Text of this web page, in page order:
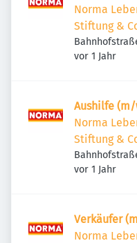
Norma
Stiftung &
Deutschland
Veröffentlicht
vor 1 Jahr
Aushilfe
Norma
Stiftung &
Deutschland
Veröffentlicht
vor 1 Jahr
Verkäufer
Norma